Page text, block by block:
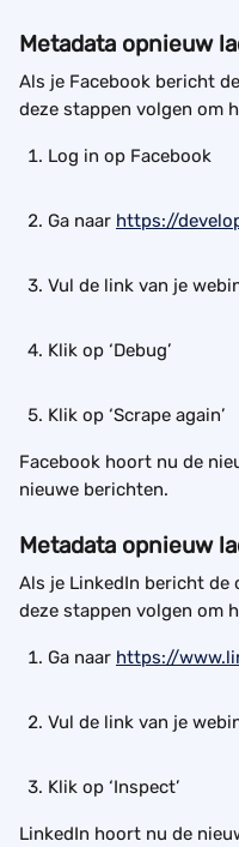
Metadata opnieuw
Als je Facebook bericht
deze stappen volgen om
Log in op Facebook
Ga naar https://
Vul de link van je
Klik op ‘Debug’
Klik op ‘Scrape again’
Facebook hoort nu de
nieuwe berichten.
Metadata opnieuw
Als je LinkedIn bericht de
deze stappen volgen om
Ga naar https://
Vul de link van je
Klik op ‘Inspect’
LinkedIn hoort nu de